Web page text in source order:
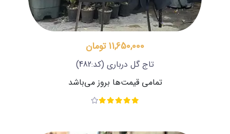
11,650,000 تومان
تاج گل درباری (کد:482)
تمامی قیمت‌ها بروز می‌باشد